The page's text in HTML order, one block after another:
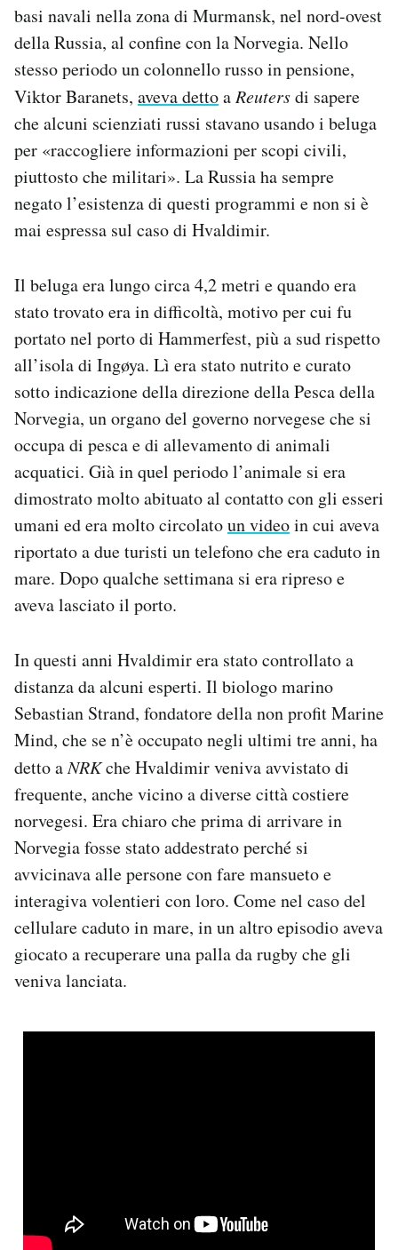
basi navali nella zona di Murmansk, nel nord-ovest
della Russia, al confine con la Norvegia. Nello
stesso periodo un colonnello russo in pensione,
Viktor Baranets, aveva dettoaReutersdi sapere
che alcuni scienziati russi stavano usando i beluga
per «raccogliere informazioni per scopi civili,
piuttosto che militari». La Russia ha sempre
negato l’esistenza di questi programmi e non si è
mai espressa sul caso di Hvaldimir.
Il beluga era lungo circa 4,2 metri e quando era
stato trovato era in difficoltà, motivo per cui fu
portato nel porto di Hammerfest, più a sud rispetto
all’isola di Ingøya. Lì era stato nutrito e curato
sotto indicazione della direzione della Pesca della
Norvegia, un organo del governo norvegese che si
occupa di pesca e di allevamento di animali
acquatici. Già in quel periodo l’animale si era
dimostrato molto abituato al contatto con gli esseri
umani ed era molto circolatoun videoin cui aveva
riportato a due turisti un telefono che era caduto in
mare. Dopo qualche settimana si era ripreso e
aveva lasciato il porto.
In questi anni Hvaldimir era stato controllato a
distanza da alcuni esperti. Il biologo marino
Sebastian Strand, fondatore della non profit Marine
Mind, che se n’è occupato negli ultimi tre anni, ha
detto aNRKche Hvaldimir veniva avvistato di
frequente, anche vicino a diverse città costiere
norvegesi. Era chiaro che prima di arrivare in
Norvegia fosse stato addestrato perché si
avvicinava alle persone con fare mansueto e
interagiva volentieri con loro. Come nel caso del
cellulare caduto in mare, in un altro episodio aveva
giocato a recuperare una palla da rugby che gli
veniva lanciata.